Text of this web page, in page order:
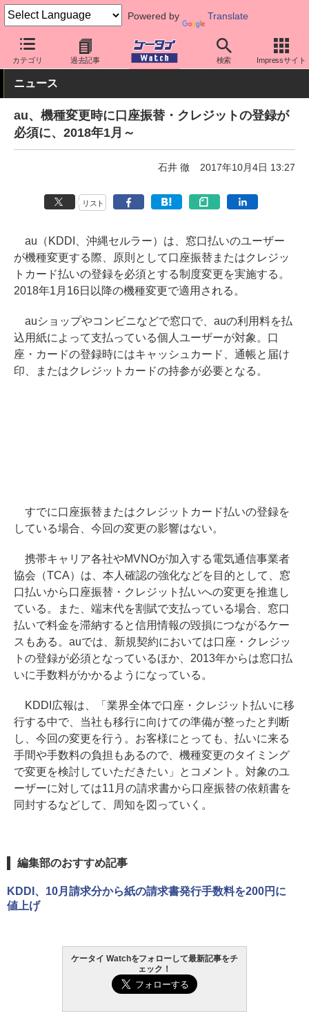
Powered by Translate
カテゴリ 過去記事 検索 Impressサイト
ケータイ Watch キャリア au サポート
ニュース
au、機種変更時に口座振替・クレジットの登録が
必須に、2018年1月～
石井 徹 2017年10月4日 13:27
リスト
au（KDDI、沖縄セルラー）は、窓口払いのユーザー
が機種変更する際、原則として口座振替またはクレジッ
トカード払いの登録を必須とする制度変更を実施する。
2018年1月16日以降の機種変更で適用される。
auショップやコンビニなどで窓口で、auの利用料を払
込用紙によって支払っている個人ユーザーが対象。口
座・カードの登録時にはキャッシュカード、通帳と届け
印、またはクレジットカードの持参が必要となる。
すでに口座振替またはクレジットカード払いの登録を
している場合、今回の変更の影響はない。
携帯キャリア各社やMVNOが加入する電気通信事業者
協会（TCA）は、本人確認の強化などを目的として、窓
口払いから口座振替・クレジット払いへの変更を推進し
ている。また、端末代を割賦で支払っている場合、窓口
払いで料金を滞納すると信用情報の毀損につながるケー
スもある。auでは、新規契約においては口座・クレジッ
トの登録が必須となっているほか、2013年からは窓口払
いに手数料がかかるようになっている。
KDDI広報は、「業界全体で口座・クレジット払いに移
行する中で、当社も移行に向けての準備が整ったと判断
し、今回の変更を行う。お客様にとっても、払いに来る
手間や手数料の負担もあるので、機種変更のタイミング
で変更を検討していただきたい」とコメント。対象のユ
ーザーに対しては11月の請求書から口座振替の依頼書を
同封するなどして、周知を図っていく。
編集部のおすすめ記事
KDDI、10月請求分から紙の請求書発行手数料を200円に
値上げ
ケータイ Watchをフォローして最新記事をチ
ェック！